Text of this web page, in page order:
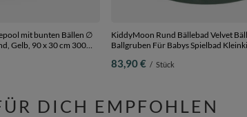
mit bunten Bällen ∅
KiddyMoon Rund Bällebad Velvet
Ballgruben Für Babys Spielbad
pastellbeige/braun/weiß, 90 x 30 cm
83,90 € / Stück
DICH EMPFOHLEN